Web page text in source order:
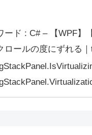
ード : C# – 【WPF】
ロールの度にずれる